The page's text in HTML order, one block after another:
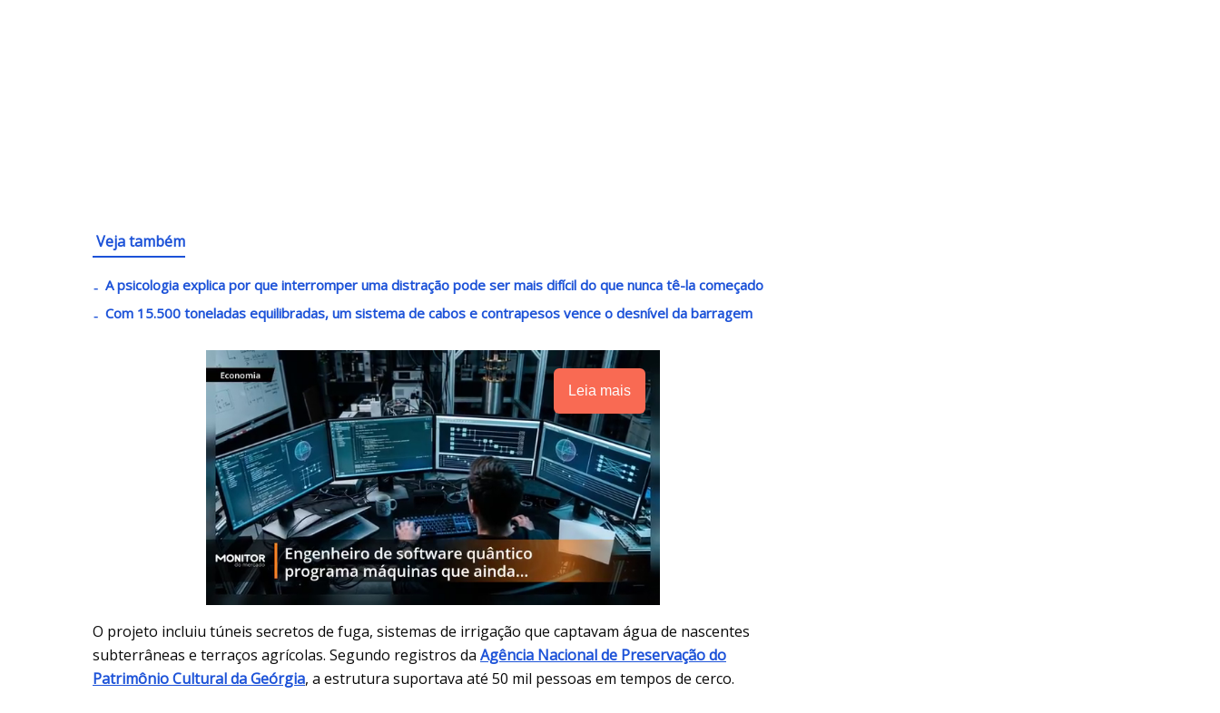
Veja também
A psicologia explica por que interromper uma distração pode ser mais difícil do que nunca tê-la começado
Com 15.500 toneladas equilibradas, um sistema de cabos e contrapesos vence o desnível da barragem
Leia mais
O projeto incluiu túneis secretos de fuga, sistemas de irrigação que captavam água de nascentes
subterrâneas e terraços agrícolas. Segundo registros da Agência Nacional de Preservação do
Patrimônio Cultural da Geórgia, a estrutura suportava até 50 mil pessoas em tempos de cerco.